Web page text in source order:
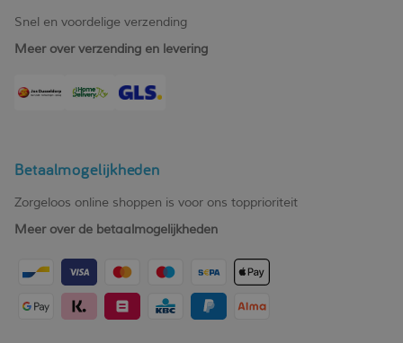
Snel en voordelige verzending
Meer over verzending en levering
Betaalmogelijkheden
Zorgeloos online shoppen is voor ons topprioriteit
Meer over de betaalmogelijkheden